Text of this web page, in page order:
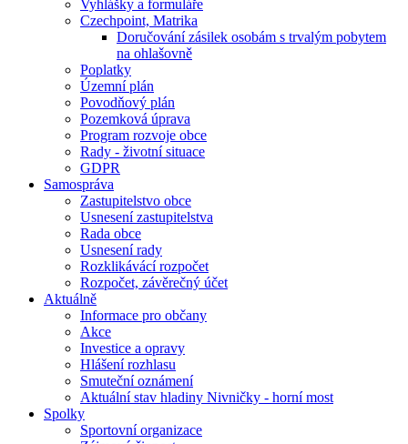
Vyhlášky a formuláře
Czechpoint, Matrika
Doručování zásilek osobám s trvalým pobytem
na ohlašovně
Poplatky
Územní plán
Povodňový plán
Pozemková úprava
Program rozvoje obce
Rady - životní situace
GDPR
Samospráva
Zastupitelstvo obce
Usnesení zastupitelstva
Rada obce
Usnesení rady
Rozklikávácí rozpočet
Rozpočet, závěrečný účet
Aktuálně
Informace pro občany
Akce
Investice a opravy
Hlášení rozhlasu
Smuteční oznámení
Aktuální stav hladiny Nivničky - horní most
Spolky
Sportovní organizace